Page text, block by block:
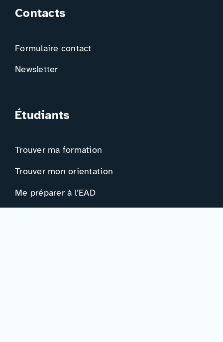
Contacts
Formulaire contact
Newsletter
Étudiants
Trouver ma formation
Trouver mon orientation
Me préparer à l’EAD